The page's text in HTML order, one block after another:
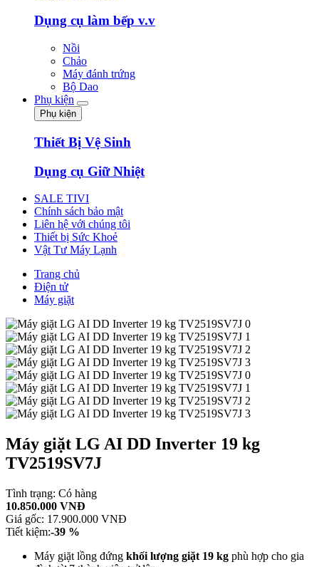
Dụng cụ làm bếp v.v
Nồi
Chảo
Máy đánh trứng
Bộ Dao
Phụ kiện
Phụ kiện
Thiết Bị Vệ Sinh
Dụng cụ Giữ Nhiệt
SALE TIVI
Chính sách bảo mật
Liên hệ với chúng tôi
Thiết bị Sức Khoẻ
Vật Tư Máy Lạnh
Trang chủ
Điện tử
Máy giặt
Máy giặt LG AI DD Inverter 19 kg
TV2519SV7J
Tình trạng: Có hàng
10.850.000 VNĐ
Giá gốc: 17.900.000 VNĐ
Tiết kiệm:-39 %
Máy giặt lồng đứng khối lượng giặt 19 kg phù hợp cho gia